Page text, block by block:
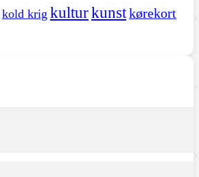
kold krig kulturkunstkørekort